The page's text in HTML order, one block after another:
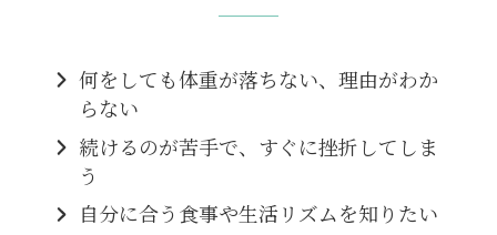
何をしても体重が落ちない、理由がわか
らない
続けるのが苦手で、すぐに挫折してしま
う
自分に合う食事や生活リズムを知りたい